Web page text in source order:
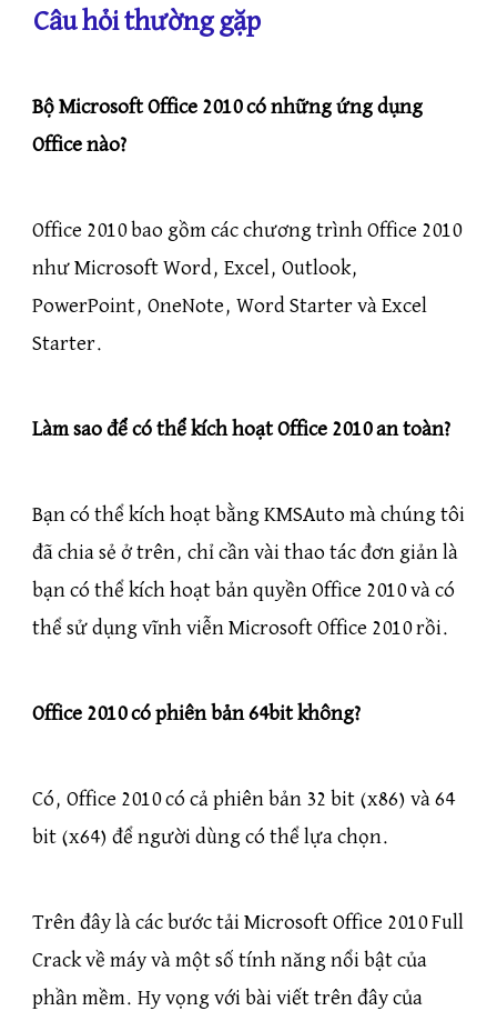
Câu hỏi thường gặp
Bộ Microsoft Office 2010 có những ứng dụng
Office nào?
Office 2010 bao gồm các chương trình Office 2010
như Microsoft Word, Excel, Outlook,
PowerPoint, OneNote, Word Starter và Excel
Starter.
Làm sao để có thể kích hoạt Office 2010 an toàn?
Bạn có thể kích hoạt bằng KMSAuto mà chúng tôi
đã chia sẻ ở trên, chỉ cần vài thao tác đơn giản là
bạn có thể kích hoạt bản quyền Office 2010 và có
thể sử dụng vĩnh viễn Microsoft Office 2010 rồi.
Office 2010 có phiên bản 64bit không?
Có, Office 2010 có cả phiên bản 32 bit (x86) và 64
bit (x64) để người dùng có thể lựa chọn.
Trên đây là các bước tải Microsoft Office 2010 Full
Crack về máy và một số tính năng nổi bật của
phần mềm. Hy vọng với bài viết trên đây của